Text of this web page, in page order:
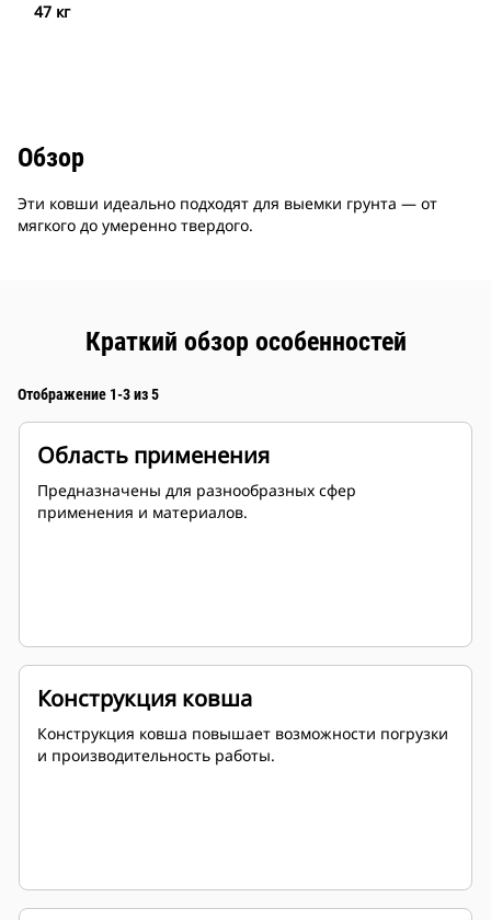
47 кг
Обзор
Эти ковши идеально подходят для выемки грунта — от
мягкого до умеренно твердого.
Краткий обзор особенностей
Отображение 1-3 из 5
Область применения
Предназначены для разнообразных сфер
применения и материалов.
Конструкция ковша
Конструкция ковша повышает возможности погрузки
и производительность работы.